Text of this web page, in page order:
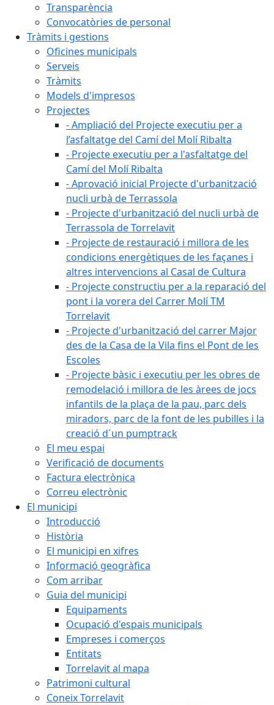
Transparència
Convocatòries de personal
Tràmits i gestions
Oficines municipals
Serveis
Tràmits
Models d'impresos
Projectes
- Ampliació del Projecte executiu per a
l’asfaltatge del Camí del Molí Ribalta
- Projecte executiu per a l'asfaltatge del
Camí del Molí Ribalta
- Aprovació inicial Projecte d'urbanització
nucli urbà de Terrassola
- Projecte d'urbanització del nucli urbà de
Terrassola de Torrelavit
- Projecte de restauració i millora de les
condicions energètiques de les façanes i
altres intervencions al Casal de Cultura
- Projecte constructiu per a la reparació del
pont i la vorera del Carrer Molí TM
Torrelavit
- Projecte d'urbanització del carrer Major
des de la Casa de la Vila fins el Pont de les
Escoles
- Projecte bàsic i executiu per les obres de
remodelació i millora de les àrees de jocs
infantils de la plaça de la pau, parc dels
miradors, parc de la font de les pubilles i la
creació d´un pumptrack
El meu espai
Verificació de documents
Factura electrònica
Correu electrònic
El municipi
Introducció
Història
El municipi en xifres
Informació geogràfica
Com arribar
Guia del municipi
Equipaments
Ocupació d'espais municipals
Empreses i comerços
Entitats
Torrelavit al mapa
Patrimoni cultural
Coneix Torrelavit